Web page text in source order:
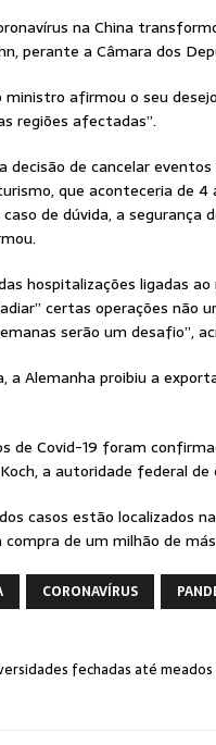
na China
perante a Câmara dos
ministro afirmou o seu
regiões afectadas”.
decisão de cancelar
que aconteceria de
caso de dúvida, a
hospitalizações ligadas
certas operações não
serão um desafio”,
Alemanha proibiu a
de Covid-19 foram
a autoridade federal de
casos estão localizados
compra de um milhão de
CORONAVÍRUS
fechadas até